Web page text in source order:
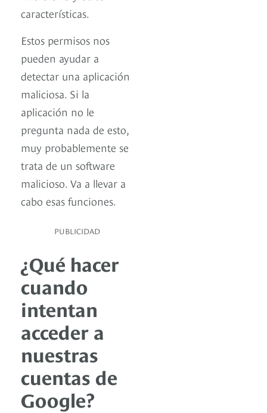
características.
Estos permisos nos
pueden ayudar a
detectar una aplicación
maliciosa. Si la
aplicación no le
pregunta nada de esto,
muy probablemente se
trata de un software
malicioso. Va a llevar a
cabo esas funciones.
PUBLICIDAD
¿Qué hacer
cuando
intentan
acceder a
nuestras
cuentas de
Google?